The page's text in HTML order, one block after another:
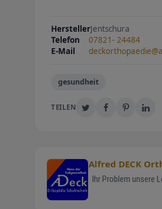
HerstellerJentschura
Telefon
07821- 24484
E-Mail
gesundheit
TEILEN
Alfred DECK
Ihr Problem unsere